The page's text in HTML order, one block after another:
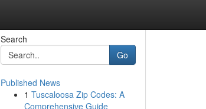
Search
Go
Published News
1 Tuscaloosa Zip Codes: A
Comprehensive Guide